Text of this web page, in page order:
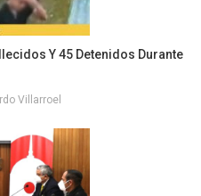
Y 45 Detenidos Durante
Villarroel